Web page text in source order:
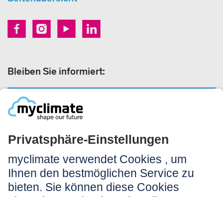
Bleiben Sie informiert:
Rechtliches:
Impressum
Nutzungshinweis